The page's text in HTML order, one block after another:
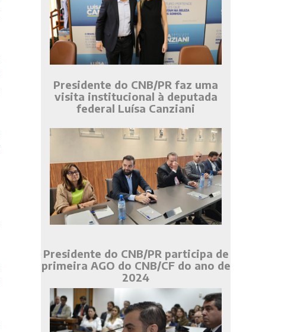
Presidente do CNB/PR faz uma
visita institucional à deputada
federal Luísa Canziani
Presidente do CNB/PR participa de
primeira AGO do CNB/CF do ano de
2024